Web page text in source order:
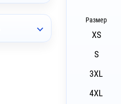
Размер
XS
S
3XL
4XL